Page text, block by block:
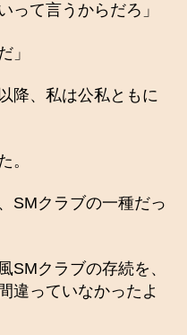
って言うからだろ」
」
降、私は公私ともに
。
SMクラブの一種だっ
SMクラブの存続を、
違っていなかったよ